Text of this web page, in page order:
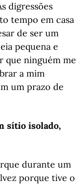
digressões
tempo em casa
de ser um
pequena e
que ninguém me
a mim
um prazo de
sítio isolado,
durante um
porque tive o